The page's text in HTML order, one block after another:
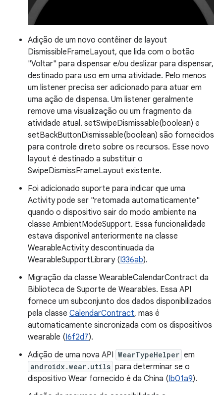
Adição de um novo contêiner de layout
DismissibleFrameLayout, que lida com o botão
"Voltar" para dispensar e/ou deslizar para dispensar,
destinado para uso em uma atividade. Pelo menos
um listener precisa ser adicionado para atuar em
uma ação de dispensa. Um listener geralmente
remove uma visualização ou um fragmento da
atividade atual. setSwipeDismissable(boolean) e
setBackButtonDismissable(boolean) são fornecidos
para controle direto sobre os recursos. Esse novo
layout é destinado a substituir o
SwipeDismissFrameLayout existente.
Foi adicionado suporte para indicar que uma
Activity pode ser "retomada automaticamente"
quando o dispositivo sair do modo ambiente na
classe AmbientModeSupport. Essa funcionalidade
estava disponível anteriormente na classe
WearableActivity descontinuada da
WearableSupportLibrary (I336ab).
Migração da classe WearableCalendarContract da
Biblioteca de Suporte de Wearables. Essa API
fornece um subconjunto dos dados disponibilizados
pela classe CalendarContract, mas é
automaticamente sincronizada com os dispositivos
wearable (I6f2d7).
Adição de uma nova API WearTypeHelper em
androidx.wear.utils para determinar se o
dispositivo Wear fornecido é da China (Ib01a9).